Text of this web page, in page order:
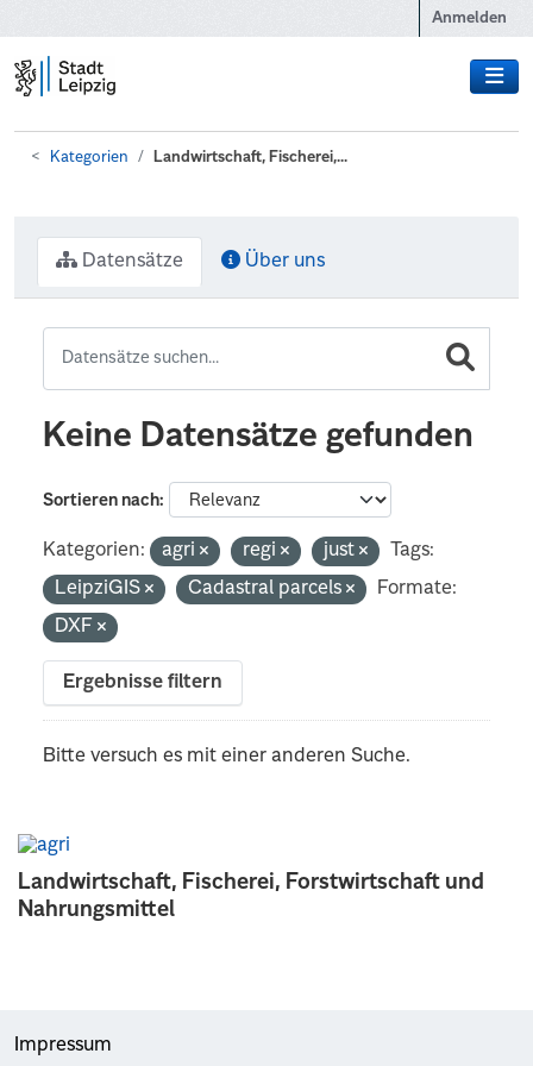
Anmelden
Kategorien Landwirtschaft, Fischerei,...
Landwirtschaft, Fischerei, Forstwirtschaft und
Nahrungsmittel
Datensätze Über uns
Keine Datensätze gefunden
Sortieren nach
Kategorien: agri regi just
Tags:
LeipziGIS
Cadastral parcels
Formate:
DXF
Ergebnisse filtern
Bitte versuch es mit einer anderen Suche.
Impressum